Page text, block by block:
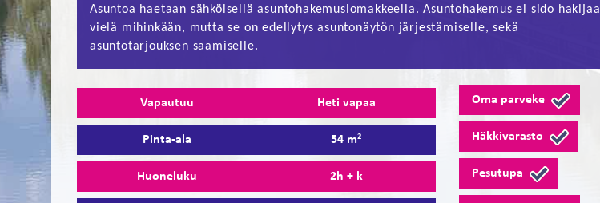
Asuntoa haetaan sähköisellä asuntohakemuslomakkeella. Asuntohakemus ei sido hakijaa
vielä mihinkään, mutta se on edellytys asuntonäytön järjestämiselle, sekä
asuntotarjouksen saamiselle.
Vapautuu Heti vapaa
Pinta-ala 54 m²
Huoneluku 2h + k
Oma parveke
Häkkivarasto
Pesutupa